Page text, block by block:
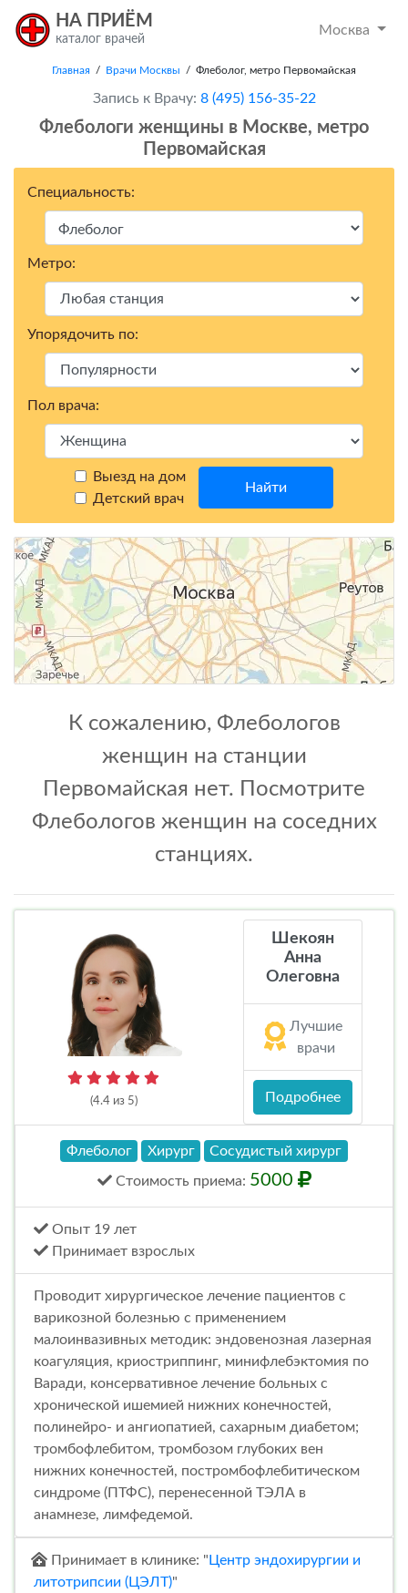
НА ПРИЁМ
каталог врачей
Москва
Главная / Врачи Москвы / Флеболог, метро Первомайская
Запись к Врачу: 8 (495) 156-35-22
Флебологи женщины в Москвe, метро
Первомайская
Специальность:
Метро:
Упорядочить по:
Пол врача:
Выезд на дом
Детский врач
Найти
К сожалению, Флебологов
женщин на станции
Первомайская нет. Посмотрите
Флебологов женщин на соседних
станциях.
(4.4 из 5)
Шекоян
Анна
Олеговна
Лучшие
врачи
Подробнее
Флеболог Хирург Сосудистый хирург
Стоимость приема: 5000
Опыт 19 лет
Принимает взрослых
Проводит хирургическое лечение пациентов с
варикозной болезнью с применением
малоинвазивных методик: эндовенозная лазерная
коагуляция, криостриппинг, минифлебэктомия по
Варади, консервативное лечение больных с
хронической ишемией нижних конечностей,
полинейро- и ангиопатией, сахарным диабетом;
тромбофлебитом, тромбозом глубоких вен
нижних конечностей, постромбофлебитическом
синдроме (ПТФС), перенесенной ТЭЛА в
анамнезе, лимфедемой.
Принимает в клинике: " Центр эндохирургии и
литотрипсии (ЦЭЛТ)"